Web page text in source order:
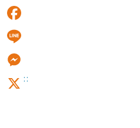
:::
Facebook
Line
Messenger